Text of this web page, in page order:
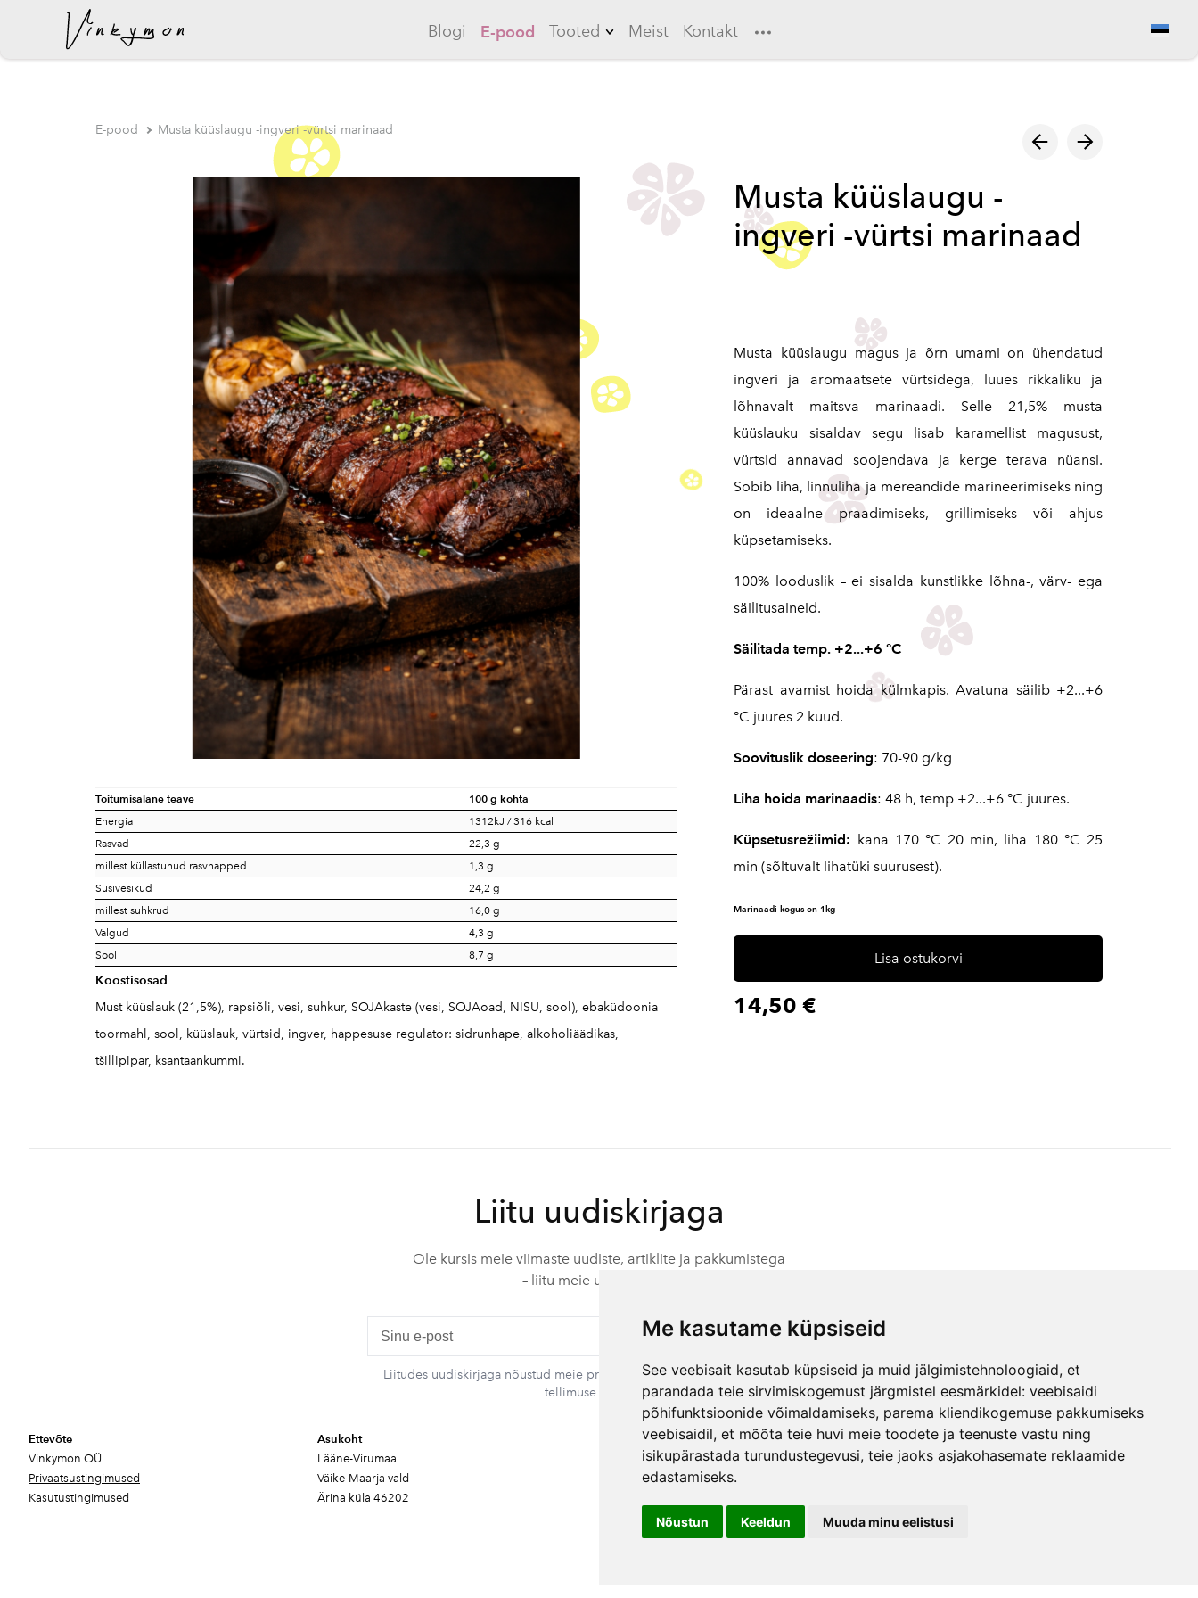
Me kasutame küpsiseid
See veebisait kasutab küpsiseid ja muid jälgimistehnoloogiaid, et
parandada teie sirvimiskogemust järgmistel eesmärkidel: veebisaidi
põhifunktsioonide võimaldamiseks, parema kliendikogemuse pakkumiseks
veebisaidil, et mõõta teie huvi meie toodete ja teenuste vastu ning
isikupärastada turundustegevusi, teie jaoks asjakohasemate reklaamide
edastamiseks.
Nõustun Keeldun Muuda minu eelistusi
Blogi E-pood Tooted
Longerod
Meist Kontakt
lisati ostukorvi.
E-pood Musta küüslaugu -ingveri -vürtsi marinaad
Toitumisalane teave 100 g kohta
Energia
1312kJ / 316 kcal
Rasvad
22,3 g
millest küllastunud rasvhapped
1,3 g
Süsivesikud
24,2 g
millest suhkrud
16,0 g
Valgud
4,3 g
Sool
8,7 g
Koostisosad
Must küüslauk (21,5%), rapsiõli, vesi, suhkur, SOJAkaste (vesi, SOJAoad, NISU, sool), ebaküdoonia
toormahl, sool, küüslauk, vürtsid, ingver, happesuse regulator: sidrunhape, alkoholiäädikas,
tšillipipar, ksantaankummi.
Musta küüslaugu -
ingveri -vürtsi marinaad
Musta küüslaugu magus ja õrn umami on ühendatud
ingveri ja aromaatsete vürtsidega, luues rikkaliku ja
lõhnavalt maitsva marinaadi. Selle 21,5% musta
küüslauku sisaldav segu lisab karamellist magusust,
vürtsid annavad soojendava ja kerge terava nüansi.
Sobib liha, linnuliha ja mereandide marineerimiseks ning
on ideaalne praadimiseks, grillimiseks või ahjus
küpsetamiseks.
100% looduslik – ei sisalda kunstlikke lõhna-, värv- ega
säilitusaineid.
Säilitada temp. +2...+6 °C
Pärast avamist hoida külmkapis. Avatuna säilib +2...+6
°C juures 2 kuud.
Soovituslik doseering: 70-90 g/kg
Liha hoida marinaadis: 48 h, temp +2...+6 °C juures.
Küpsetusrežiimid: kana 170 °C 20 min, liha 180 °C 25
min (sõltuvalt lihatüki suurusest).
Marinaadi kogus on 1kg
Lisa ostukorvi
14,50 €
Liitu uudiskirjaga
Ole kursis meie viimaste uudiste, artiklite ja pakkumistega
– liitu meie uudiskirjaga.
Liitu
Liitudes uudiskirjaga nõustud meie privaatsustingimustega. Sa võid igal ajal
tellimuse tühistada.
Ettevõte
Vinkymon OÜ
Privaatsustingimused
Kasutustingimused
Asukoht
Lääne-Virumaa
Väike-Maarja vald
Ärina küla 46202
Kontakt
Rando Vink
Tegevjuht
Email: info@ebakudoonia.ee